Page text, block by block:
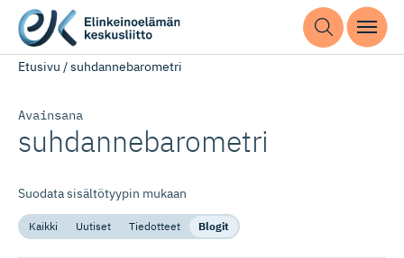
Etusivu /suhdannebarometri
Avainsana
suhdanneba­rometri
Suodata sisältötyypin mukaan
Kaikki Uutiset Tiedotteet Blogit